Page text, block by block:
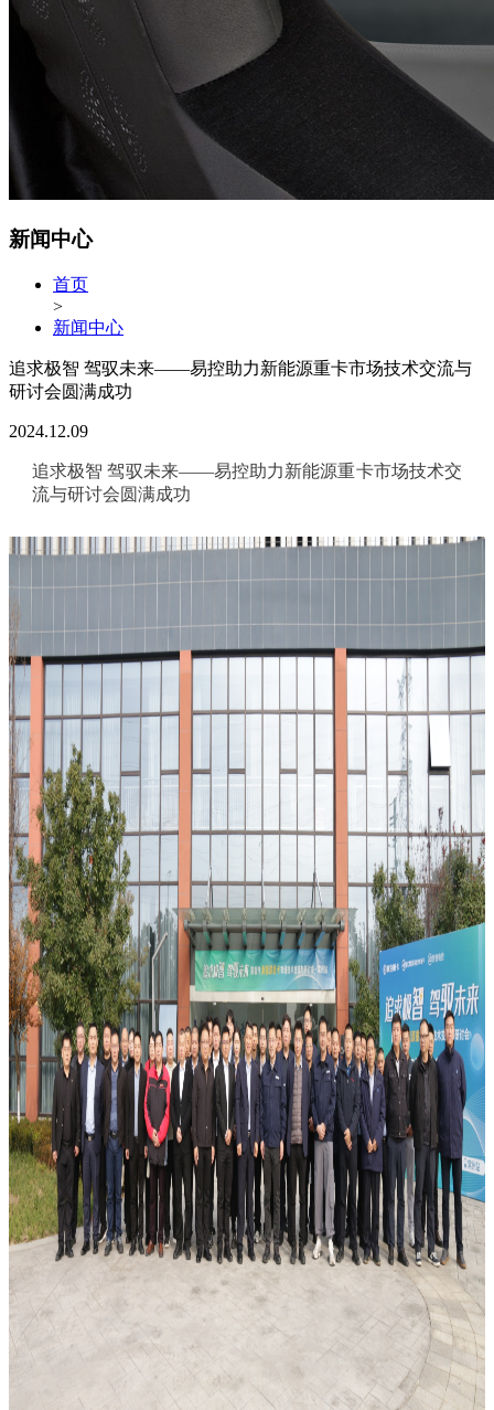
新闻中心
首页
>
新闻中心
追求极智 驾驭未来——易控助力新能源重卡市场技术交流与
研讨会圆满成功
2024.12.09
追求极智 驾驭未来——易控助力新能源重卡市场技术交
流与研讨会圆满成功